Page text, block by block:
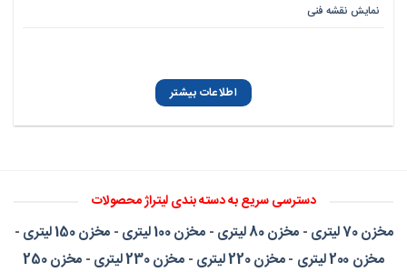
نمایش نقشه فنی
اطلاعات بیشتر
دسترسی سریع به دسته بندی لیتراژ محصولات
مخزن 70 لیتری - مخزن 80 لیتری -مخزن 100 لیتری -مخزن 150 لیتری
-
مخزن 200 لیتری
-مخزن 220 لیتری -مخزن 230 لیتری -
مخزن 250